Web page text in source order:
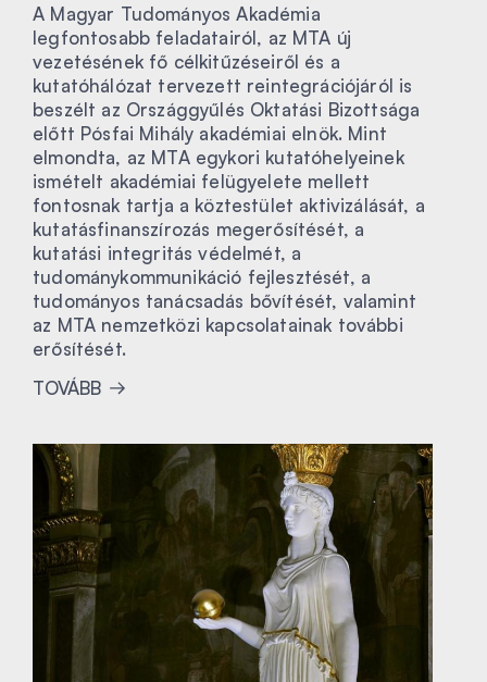
A Magyar Tudományos Akadémia
legfontosabb feladatairól, az MTA új
vezetésének fő célkitűzéseiről és a
kutatóhálózat tervezett reintegrációjáról is
beszélt az Országgyűlés Oktatási Bizottsága
előtt Pósfai Mihály akadémiai elnök. Mint
elmondta, az MTA egykori kutatóhelyeinek
ismételt akadémiai felügyelete mellett
fontosnak tartja a köztestület aktivizálását, a
kutatásfinanszírozás megerősítését, a
kutatási integritás védelmét, a
tudománykommunikáció fejlesztését, a
tudományos tanácsadás bővítését, valamint
az MTA nemzetközi kapcsolatainak további
erősítését.
TOVÁBB